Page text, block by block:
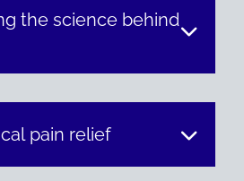
the science behind
pain relief